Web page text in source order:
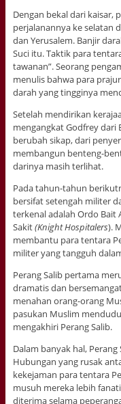
Dengan bekal dari kaisar,
perjalanannya ke selatan
dan Yerusalem. Banjir
Suci itu. Taktik para
tawanan”. Seorang
menulis bahwa para
darah yang tingginya
Setelah mendirikan
mengangkat Godfrey dari
berubah sikap, dari
membangun benteng-
darinya masih terlihat.
Pada tahun-tahun
bersifat setengah militer
terkenal adalah Ordo Bait
Sakit(Knight Hospitalers).
membantu para tentara
militer yang tangguh
Perang Salib pertama
dramatis dan
menahan orang-orang
pasukan Muslim
mengakhiri Perang Salib.
Dalam banyak hal,
Hubungan yang rusak
kekejaman para tentara
musuh mereka lebih
diterima selama